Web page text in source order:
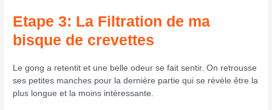
Etape 3: La Filtration de ma
bisque de crevettes
Le gong a retentit et une belle odeur se fait sentir. On retrousse
ses petites manches pour la dernière partie qui se révèle être la
plus longue et la moins intéressante.